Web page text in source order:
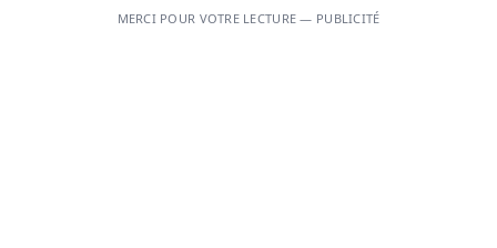
MERCI POUR VOTRE LECTURE — PUBLICITÉ